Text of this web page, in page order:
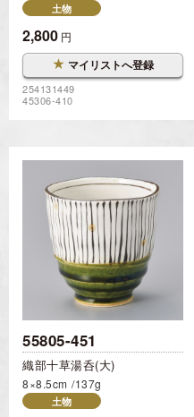
土物
2,800 円
★ マイリストへ登録
254131449
45306-410
55805-451
織部十草湯呑(大)
8×8.5cm 137g
土物